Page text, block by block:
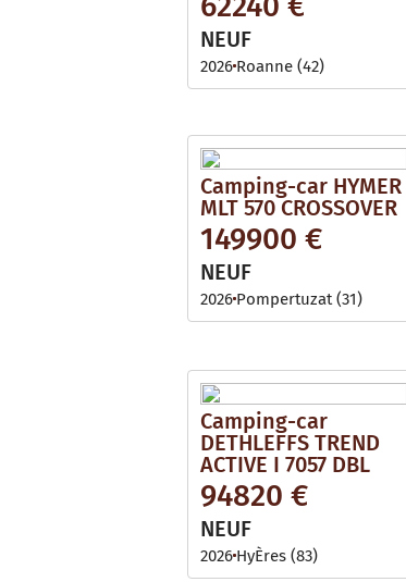
l
l
a
b
l
NEUF
2026 Roanne (42)
Camping-car HYMER
MLT 570 CROSSOVER
149900 €
NEUF
2026 Pompertuzat (31)
Camping-car
DETHLEFFS TREND
ACTIVE I 7057 DBL
94820 €
NEUF
2026 HyÈres (83)